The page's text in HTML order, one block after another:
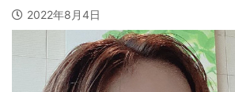
2022年8月4日